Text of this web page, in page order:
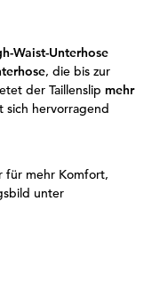
Waist-Unterhose
, die bis zur
der Taillenslip mehr
sich hervorragend
für mehr Komfort,
unter